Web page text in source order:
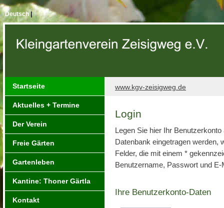
Deutsch|
Startseite
Aktuelles + Termine
Der Verein
Freie Gärten
Gartenleben
Kantine: Thoner Gärtla
Kontakt
www.kgv-zeisigweg.de
Login
Legen Sie hier Ihr
Datenbank eingetragen werden,
Felder, die mit einem *
Benutzername, Passwort und
Ihre Benutzerkonto-Daten